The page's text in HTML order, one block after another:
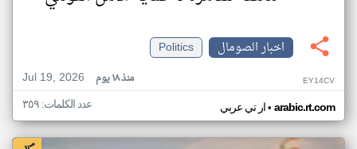
اخبار الصومال
Politics
Jul 19, 2026
منذ ١٨ يوم EY14CV
ار تي عربي• arabic.rt.com عدد الكلمات: ٣٥٩